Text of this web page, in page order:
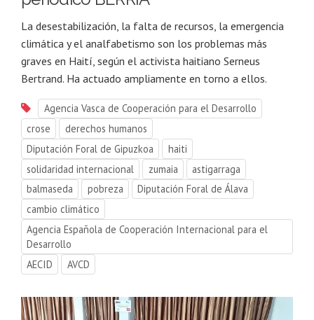
La desestabilización, la falta de recursos, la emergencia
climática y el analfabetismo son los problemas más
graves en Haití, según el activista haitiano Serneus
Bertrand. Ha actuado ampliamente en torno a ellos.
Agencia Vasca de Cooperación para el Desarrollo
crose
derechos humanos
Diputación Foral de Gipuzkoa
haiti
solidaridad internacional
zumaia
astigarraga
balmaseda
pobreza
Diputación Foral de Álava
cambio climático
Agencia Española de Cooperación Internacional para el
Desarrollo
AECID
AVCD